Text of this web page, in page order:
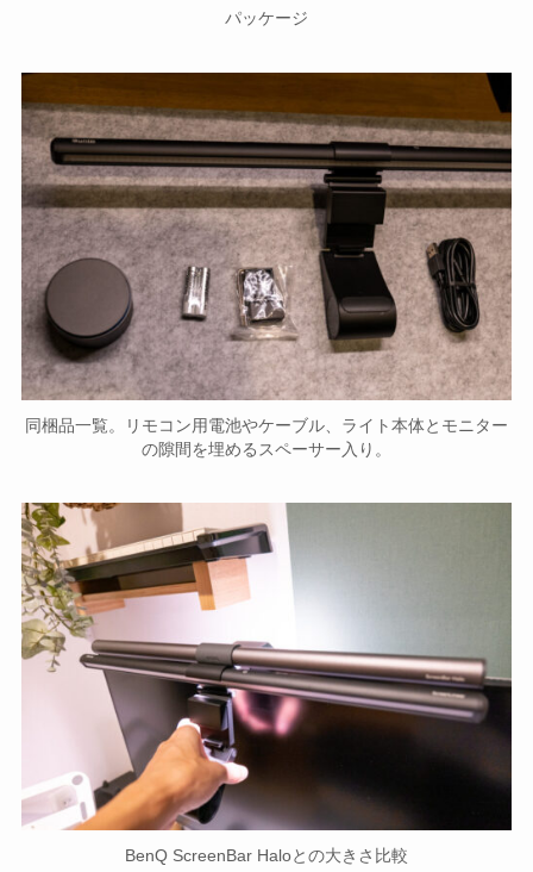
パッケージ
同梱品一覧。リモコン用電池やケーブル、ライト本体とモニター
の隙間を埋めるスペーサー入り。
BenQ ScreenBar Haloとの大きさ比較